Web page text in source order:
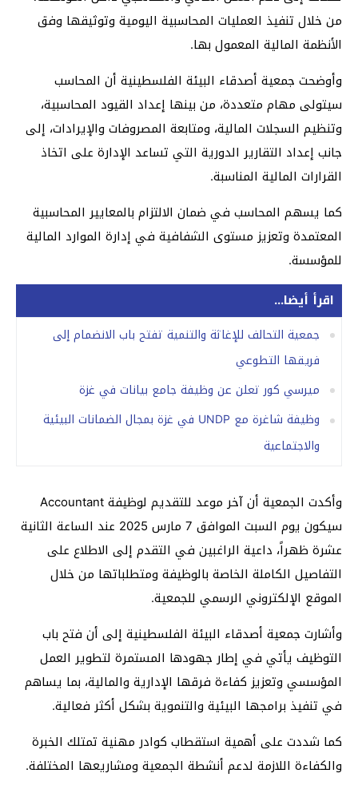
من خلال تنفيذ العمليات المحاسبية اليومية وتوثيقها وفق
الأنظمة المالية المعمول بها.
وأوضحت جمعية أصدقاء البيئة الفلسطينية أن المحاسب
سيتولى مهام متعددة، من بينها إعداد القيود المحاسبية،
وتنظيم السجلات المالية، ومتابعة المصروفات والإيرادات، إلى
جانب إعداد التقارير الدورية التي تساعد الإدارة على اتخاذ
القرارات المالية المناسبة.
كما يسهم المحاسب في ضمان الالتزام بالمعايير المحاسبية
المعتمدة وتعزيز مستوى الشفافية في إدارة الموارد المالية
للمؤسسة.
اقرأ أيضا...
جمعية التحالف للإغاثة والتنمية تفتح باب الانضمام إلى
فريقها التطوعي
ميرسي كور تعلن عن وظيفة جامع بيانات في غزة
وظيفة شاغرة مع UNDP في غزة بمجال الضمانات البيئية
والاجتماعية
وأكدت الجمعية أن آخر موعد للتقديم لوظيفة Accountant
سيكون يوم السبت الموافق 7 مارس 2025 عند الساعة الثانية
عشرة ظهراً، داعية الراغبين في التقدم إلى الاطلاع على
التفاصيل الكاملة الخاصة بالوظيفة ومتطلباتها من خلال
الموقع الإلكتروني الرسمي للجمعية.
وأشارت جمعية أصدقاء البيئة الفلسطينية إلى أن فتح باب
التوظيف يأتي في إطار جهودها المستمرة لتطوير العمل
المؤسسي وتعزيز كفاءة فرقها الإدارية والمالية، بما يساهم
في تنفيذ برامجها البيئية والتنموية بشكل أكثر فعالية.
كما شددت على أهمية استقطاب كوادر مهنية تمتلك الخبرة
والكفاءة اللازمة لدعم أنشطة الجمعية ومشاريعها المختلفة.